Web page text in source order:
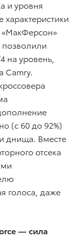
и уровня
«МакФерсон»
на уровень,
Camry.
(с 60 до 92%)
днища. Вместе
отсека
голоса, даже
— сила